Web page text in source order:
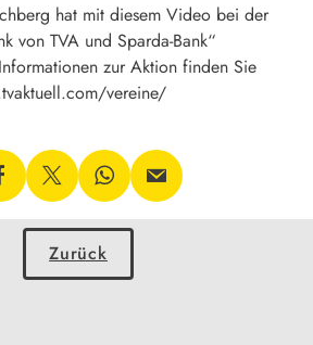
hat mit diesem Video bei der
von TVA und Sparda-Bank“
zur Aktion finden Sie
vereine/
Zurück